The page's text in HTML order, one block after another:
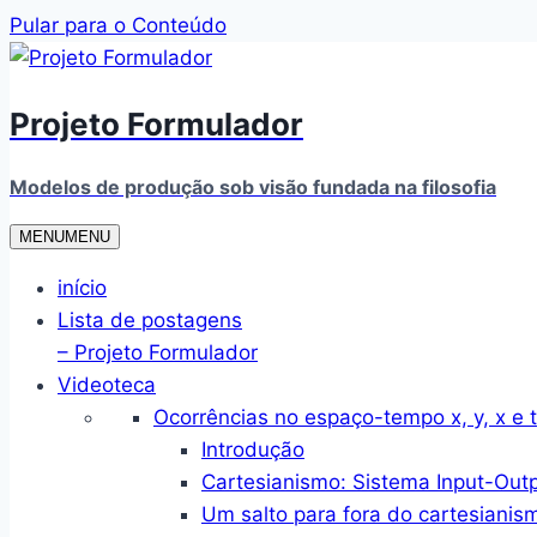
Pular para o Conteúdo
Projeto Formulador
Modelos de produção sob visão fundada na filosofia
MENUMENU
início
Lista de postagens
– Projeto Formulador
Videoteca
Ocorrências no espaço-tempo x, y, x e t
Introdução
Cartesianismo: Sistema Input-
Um salto para fora do